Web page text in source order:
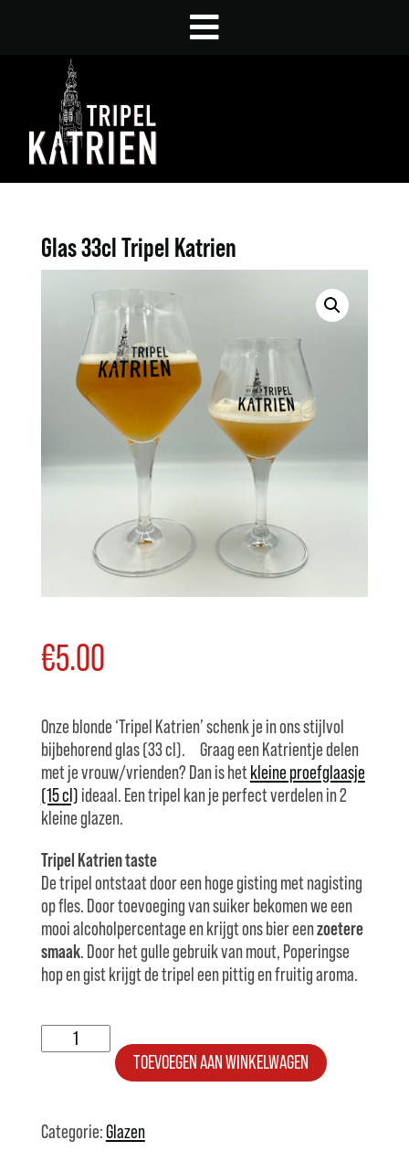
Glas 33cl Tripel Katrien
€5.00
Onze blonde ‘Tripel Katrien’ schenk je in ons stijlvol
bijbehorend glas (33 cl). Graag een Katrientje delen
met je vrouw/vrienden? Dan is hetkleine proefglaasje
(15 cl) ideaal. Een tripel kan je perfect verdelen in 2
kleine glazen.
Tripel Katrien taste
De tripel ontstaat door een hoge gisting met nagisting
op fles. Door toevoeging van suiker bekomen we een
mooi alcoholpercentage en krijgt ons bier eenzoetere
smaak. Door het gulle gebruik van mout, Poperingse
hop en gist krijgt de tripel een pittig en fruitig aroma.
33cl
aantal
TOEVOEGEN AAN WINKELWAGEN
Categorie:Glazen